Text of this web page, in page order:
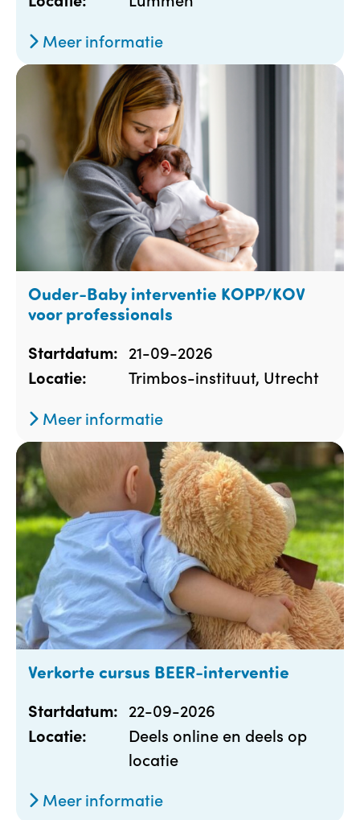
Meer informatie
Ouder-Baby interventie KOPP/KOV
voor professionals
Startdatum: 21-09-2026
Locatie:
Trimbos-instituut, Utrecht
Meer informatie
Verkorte cursus BEER-interventie
Startdatum: 22-09-2026
Locatie:
Deels online en deels op
locatie
Meer informatie